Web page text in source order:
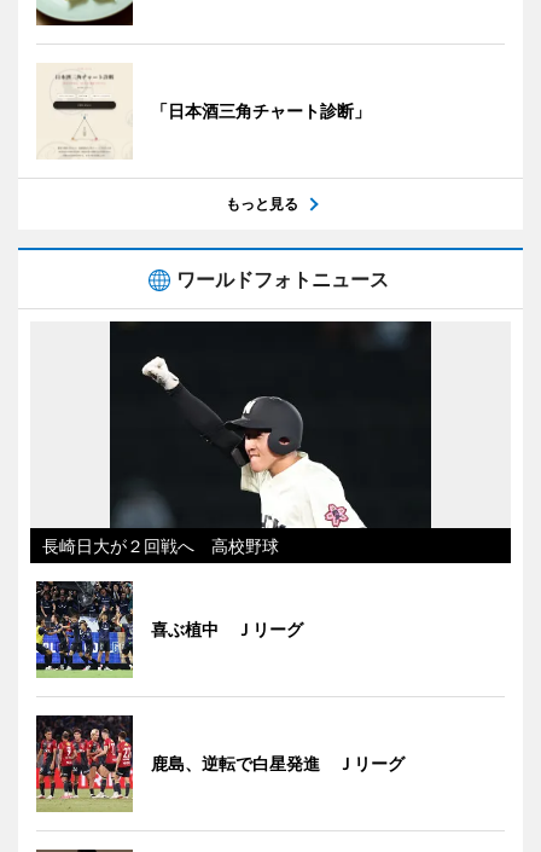
「日本酒三角チャート診断」
もっと見る
ワールドフォトニュース
長崎日大が２回戦へ 高校野球
喜ぶ植中 Ｊリーグ
鹿島、逆転で白星発進 Ｊリーグ